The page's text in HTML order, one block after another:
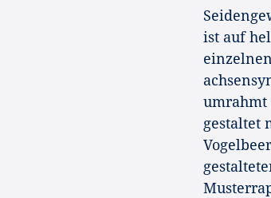
ist auf
umrahmt
gestaltet